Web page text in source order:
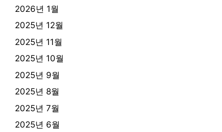
2026년 1월
2025년 12월
2025년 11월
2025년 10월
2025년 9월
2025년 8월
2025년 7월
2025년 6월